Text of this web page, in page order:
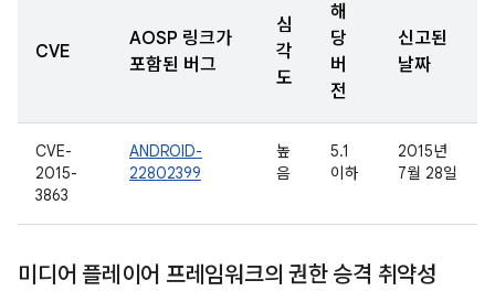
CVE
AOSP 링크가
포함된 버그
심
각
도
해
당
버
전
신고된
날짜
CVE-
2015-
3863
ANDROID-
22802399
높
음
5.1
이하
2015년
7월 28일
미디어 플레이어 프레임워크의 권한 승격 취약성